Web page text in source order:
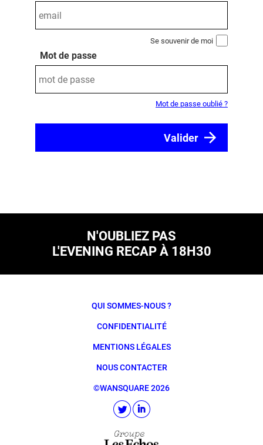
Se souvenir de moi
Mot de passe
Mot de passe oublié ?
N'OUBLIEZ PAS
L'EVENING RECAP À 18H30
QUI SOMMES-NOUS ?
CONFIDENTIALITÉ
MENTIONS LÉGALES
NOUS CONTACTER
©WANSQUARE 2026